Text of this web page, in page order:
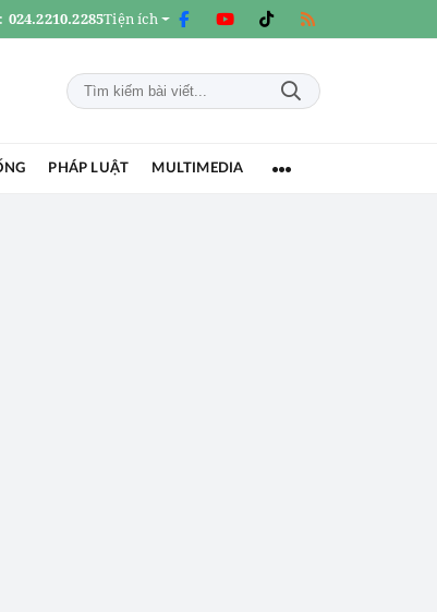
024.2210.2285Tiện ích
PHÁP LUẬT MULTIMEDIA